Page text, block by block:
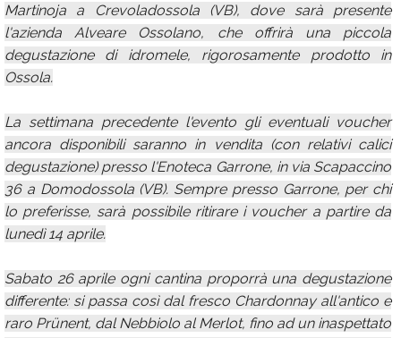
Martinoja a Crevoladossola (VB), dove sarà presente
l'azienda Alveare Ossolano, che offrirà una piccola
degustazione di idromele, rigorosamente prodotto in
Ossola.
La settimana precedente l'evento gli eventuali voucher
ancora disponibili saranno in vendita (con relativi calici
degustazione) presso l'Enoteca Garrone, in via Scapaccino
36 a Domodossola (VB). Sempre presso Garrone, per chi
lo preferisse, sarà possibile ritirare i voucher a partire da
lunedì 14 aprile.
Sabato 26 aprile ogni cantina proporrà una degustazione
differente: si passa così dal fresco Chardonnay all'antico e
raro Prünent, dal Nebbiolo al Merlot, fino ad un inaspettato